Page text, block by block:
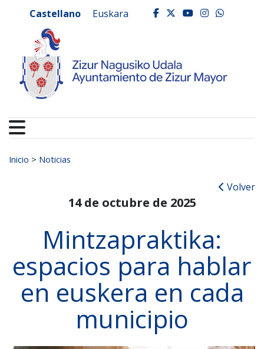
Ayuntamiento de
Castellano Euskara facebook
twitter
youtube
Buscar:
Inicio > Noticias
Volver
14 de octubre de 2025
Mintzapraktika:
espacios para hablar
en euskera en cada
municipio